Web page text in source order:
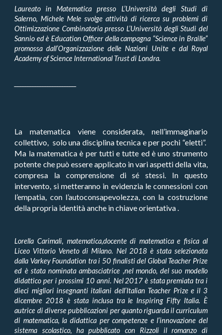
Laureato in Matematica presso L’Università degli Studi di
Salerno, Michele Mele svolge attività di ricerca su problemi di
Ottimizzazione Combinatoria presso L’Università degli Studi del
Sannio ed è Education Officer della campagna “Science in Braille”
promossa dall’Organizzazione delle Nazioni Unite e dal Royal
Academy of Science International Trust di Londra.
La matematica viene considerata, nell’immaginario
collettivo, solo una disciplina tecnica e per pochi “eletti”.
Ma la matematica è per tutti e tutte ed è uno strumento
potente che può essere applicato in vari aspetti della vita,
compresa la comprensione di sé stessi. In questo
intervento, si metteranno in evidenzia le connessioni con
l’empatia, con l’autoconsapevolezza, con la costruzione
della propria identità anche in chiave orientativa.
Lorella Carimali, matematica,docente di matematica e fisica al
Liceo Vittorio Veneto di Milano. Nel 2018 è stata selezionata
dalla Varkey Foundation tra i 50 finalisti del Global Teacher Prize
ed è stata nominata ambasciatrice ,nel mondo, del suo modello
didattico per i prossimi 10 anni. Nel 2017 è stata premiata tra i
dieci migliori insegnanti italiani dell’Italian Teacher Prize e il 3
dicembre 2018 è stata inclusa tra le Inspiring Fifty Italia. È
autrice di diverse pubblicazioni per quanto riguarda il curriculum
di matematica, la didattica per competenze e l’innovazione del
sistema scolastico, ha pubblicato con Rizzoli il romanzo di